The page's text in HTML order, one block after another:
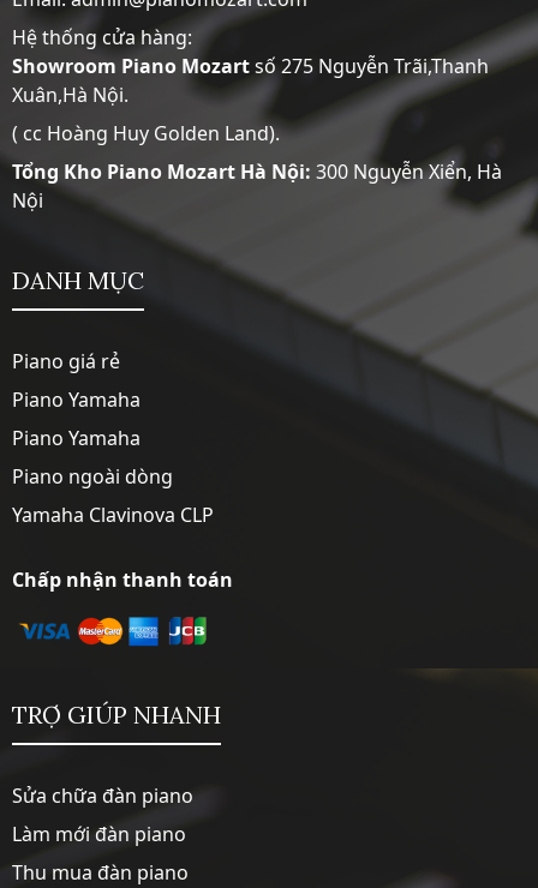
Hệ thống cửa hàng:
Showroom Piano Mozartsố 275 Nguyễn Trãi,Thanh
Xuân,Hà Nội.
( cc Hoàng Huy Golden Land).
Tổng Kho Piano Mozart Hà Nội: 300 Nguyễn Xiển, Hà
Nội
DANH MỤC
Piano giá rẻ
Piano Yamaha
Piano Yamaha
Piano ngoài dòng
Yamaha Clavinova CLP
Chấp nhận thanh toán
TRỢ GIÚP NHANH
Sửa chữa đàn piano
Làm mới đàn piano
Thu mua đàn piano